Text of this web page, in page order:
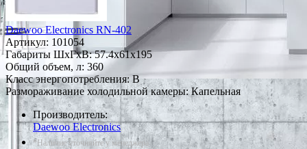
Daewoo Electronics RN-402
Артикул: 101054
Габариты ШxГxВ: 57.4x61x195
Общий объем, л: 360
Класс энергопотребления: B
Размораживание холодильной камеры: Капельная
Производитель:
Daewoo Electronics
*Наличие уточняйте у менеджера